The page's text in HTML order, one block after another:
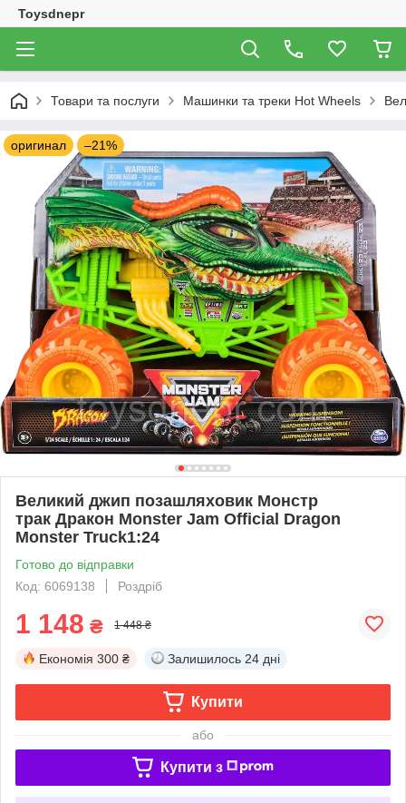
Toysdnepr
Товари та послуги Машинки та треки Hot Wheels
оригинал –21%
Великий джип позашляховик Монстр
трак Дракон Monster Jam Official Dragon
Monster Truck1:24
Готово до відправки
Код: ‎6069138
Роздріб
1 148 ₴ 1 448 ₴
Економія 300 ₴ Залишилось 24 дні
Купити
або
Купити з